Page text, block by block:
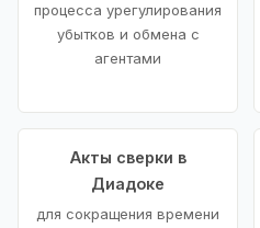
процесса урегулирования
убытков и обмена с
агентами
Акты сверки в
Диадоке
для сокращения времени